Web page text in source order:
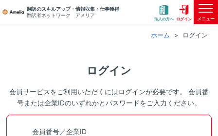
翻訳のスキルアップ・情報収集・仕事獲得
翻訳者ネットワーク アメリア
法人の方へ ログイン メニュー
ホーム ログイン
ログイン
会員サービスをご利用いただくにはログインが必要です。 会員番
号または企業IDのいずれかとパスワードをご入力ください。
会員番号／企業ID